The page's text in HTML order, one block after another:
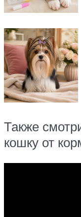
Также
кошку от